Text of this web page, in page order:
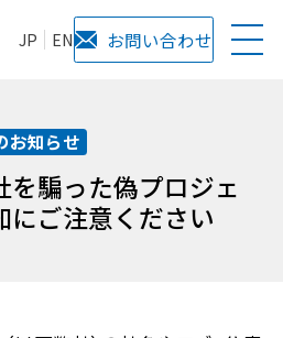
JP EN お問い合わせ
お知らせ
を騙った偽プロジェ
にご注意ください